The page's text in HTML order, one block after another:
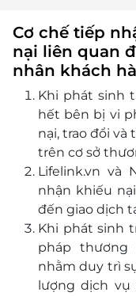
Cơ chế tiếp
nại liên quan
nhân khách
Khi phát sinh
hết bên bị vi
nại, trao đổi
trên cơ sở
Lifelink.vn và
nhận khiếu
đến giao dịch
Khi phát sinh
pháp thương
nhằm duy trì
lượng dịch vụ